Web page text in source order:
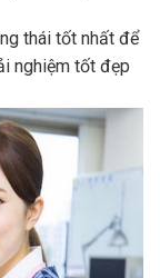
thái tốt nhất để
nghiệm tốt đẹp